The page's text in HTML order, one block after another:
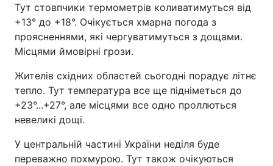
Тут стовпчики термометрів коливатимуться від
+13° до +18°. Очікується хмарна погода з
проясненнями, які чергуватимуться з дощами.
Місцями ймовірні грози.
Жителів східних областей сьогодні порадує літнє
тепло. Тут температура все ще підніметься до
+23°...+27°, але місцями все одно проллються
невеликі дощі.
У центральній частині України неділя буде
переважно похмурою. Тут також очікуються